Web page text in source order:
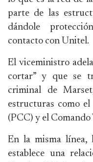
parte de las
dándole
contacto con Unitel.
El viceministro
cortar” y que se
criminal de
estructuras como
(PCC) y el Comando
En la misma línea,
establece una